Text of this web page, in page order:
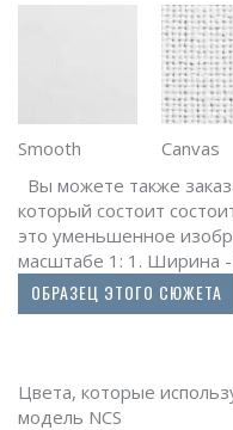
Smooth Canvas
Вы можете также
который состоит
это уменьшенное
масштабе 1: 1. Ширина
ОБРАЗЕЦ ЭТОГО СЮЖЕТА
Цвета, которые
модель NCS